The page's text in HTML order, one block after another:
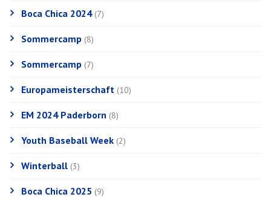
Boca Chica 2024(7)
Sommercamp (8)
Sommercamp (7)
Europameisterschaft (10)
EM 2024 Paderborn (8)
Youth Baseball Week (2)
Winterball (3)
Boca Chica 2025 (9)